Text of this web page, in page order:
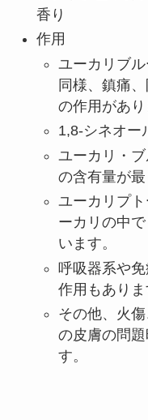
香り
作用
ユーカリブ
同様、鎮痛
の作用があり
1,8-シネオー
ユーカリ・
の含有量が最
ユーカリプ
ーカリの中
います。
呼吸器系や
作用もありま
その他、火
の皮膚の問
す。